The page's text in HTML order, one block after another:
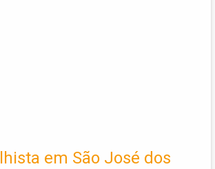
em São José dos